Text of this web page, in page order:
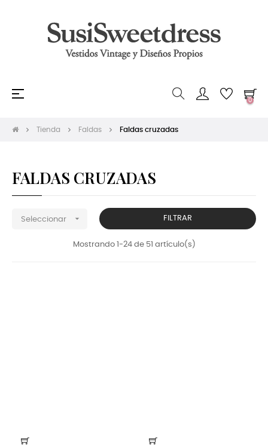
Navegación
☰
0
Tienda Faldas Faldas cruzadas
FALDAS CRUZADAS
Seleccionar  FILTRAR
Mostrando 1-24 de 51 artículo(s)